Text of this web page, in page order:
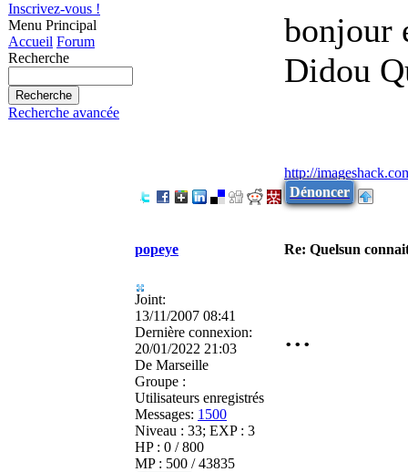
Inscrivez-vous !
Menu Principal
Accueil Forum
Recherche
Recherche avancée
bonjour
Didou
http://
Dénoncer
popeye Re: Quelsun
Joint:
13/11/2007 08:41
Dernière connexion:
20/01/2022 21:03
De Marseille
Groupe :
Utilisateurs enregistrés
Messages: 1500
Niveau : 33; EXP : 3
HP : 0 / 800
MP : 500 / 43835
...